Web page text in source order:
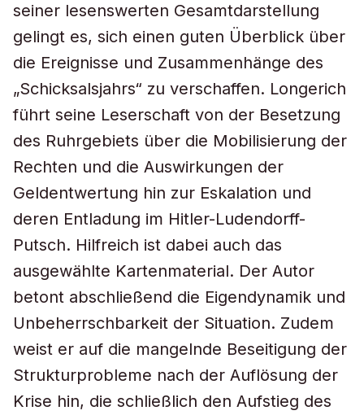
seiner lesenswerten Gesamtdarstellung
gelingt es, sich einen guten Überblick über
die Ereignisse und Zusammenhänge des
„Schicksalsjahrs“ zu verschaffen. Longerich
führt seine Leserschaft von der Besetzung
des Ruhrgebiets über die Mobilisierung der
Rechten und die Auswirkungen der
Geldentwertung hin zur Eskalation und
deren Entladung im Hitler-Ludendorff-
Putsch. Hilfreich ist dabei auch das
ausgewählte Kartenmaterial. Der Autor
betont abschließend die Eigendynamik und
Unbeherrschbarkeit der Situation. Zudem
weist er auf die mangelnde Beseitigung der
Strukturprobleme nach der Auflösung der
Krise hin, die schließlich den Aufstieg des